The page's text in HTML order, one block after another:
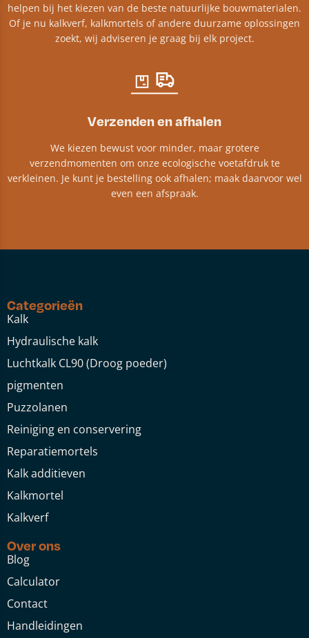
helpen bij het kiezen van de beste natuurlijke bouwmaterialen.
Of je nu kalkverf, kalkmortels of andere duurzame oplossingen
zoekt, wij adviseren je graag bij elk project.​
Verzenden en afhalen
We kiezen bewust voor minder, maar grotere
verzendmomenten om onze ecologische voetafdruk te
verkleinen. Je kunt je bestelling ook afhalen; maak daarvoor wel
even een afspraak.
Categorieën
Kalk
Hydraulische kalk
Luchtkalk CL90 (Droog poeder)
pigmenten
Puzzolanen
Reiniging en conservering
Reparatiemortels
Kalk additieven
Kalkmortel
Kalkverf
Over ons
Blog
Calculator
Contact
Handleidingen